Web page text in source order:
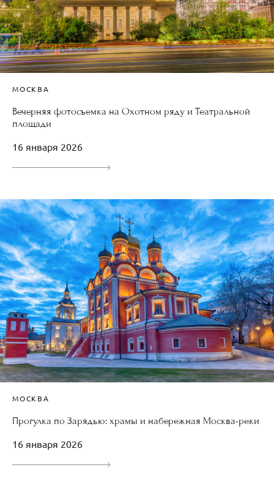
МОСКВА
Вечерняя фотосъемка на Охотном ряду и Театральной
площади
16 января 2026
МОСКВА
Прогулка по Зарядью: храмы и набережная Москва-реки
16 января 2026